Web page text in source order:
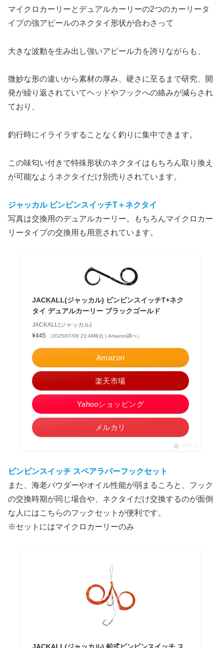
マイクロカーリーとデュアルカーリーの2つのカーリータ
イプの強アピールのネクタイ形状が合わさって
大きな波動を生み出し強いアピール力を誇りながらも、
微妙な形の違いから素材の厚み、硬さに至るまで研究、開
発が繰り返されていてヘッドやフックへの絡みが減らされ
ており、
釣行時にイライラすることなく釣りに集中できます。
この味匂い付きで特殊形状のネクタイはもちろん取り換え
が可能なようネクタイだけ別売りされています。
ジャッカル ビンビンスイッチT＋ネクタイ
写真は交換用のデュアルカーリー。もちろんマイクロカー
リータイプの交換用も用意されています。
JACKALL(ジャッカル) ビンビンスイッチT+ネク
タイ デュアルカーリー ブラックゴールド
JACKALL(ジャッカル)
¥445
（2025/07/08 23:49時点 | Amazon調べ）
Amazon
楽天市場
Yahooショッピング
メルカリ
ポチップ
ビンビンスイッチ スペアラバーフックセット
また、海老パウダーやオイル性能が弱まるころと、フック
の交換時期が同じ場合や、ネクタイだけ交換するのが面倒
な人にはこちらのフックセットが便利です。
※セットにはマイクロカーリーのみ